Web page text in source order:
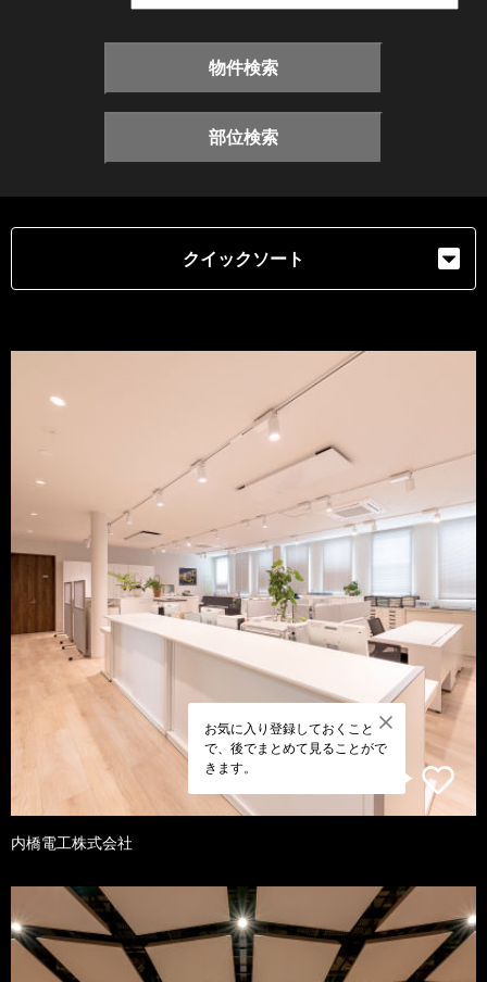
物件検索
部位検索
クイックソート
お気に入り登録しておくこと
で、後でまとめて見ることがで
きます。
内橋電工株式会社